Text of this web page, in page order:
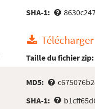
SHA-1:
Télécharger
Taille du fichier zip:
MD5:
SHA-1: